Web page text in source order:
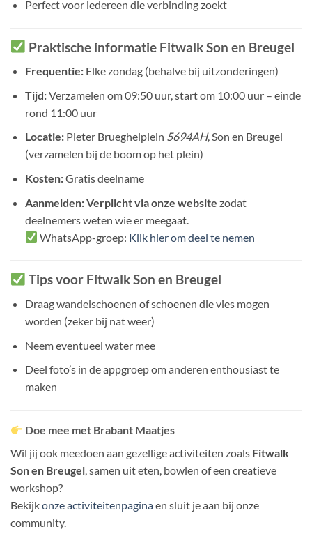
Perfect voor iedereen die verbinding zoekt
Praktische informatie Fitwalk Son en Breugel
Frequentie:Elke zondag (behalve bij uitzonderingen)
Tijd:Verzamelen om 09:50 uur, start om 10:00 uur – einde
rond 11:00 uur
Locatie:Pieter Brueghelplein 5694AH, Son en Breugel
(verzamelen bij de boom op het plein)
Kosten:Gratis deelname
Aanmelden:Verplicht via onze website zodat
deelnemers weten wie er meegaat.
WhatsApp-groep: Klik hier om deel te nemen
Tips voor Fitwalk Son en Breugel
Draag wandelschoenen of schoenen die vies mogen
worden (zeker bij nat weer)
Neem eventueel water mee
Deel foto’s in de appgroep om anderen enthousiast te
maken
Doe mee met Brabant Maatjes
Wil jij ook meedoen aan gezellige activiteiten zoals Fitwalk
Son en Breugel, samen uit eten, bowlen of een creatieve
workshop?
Bekijkonze activiteitenpaginaen sluit je aan bij onze
community.